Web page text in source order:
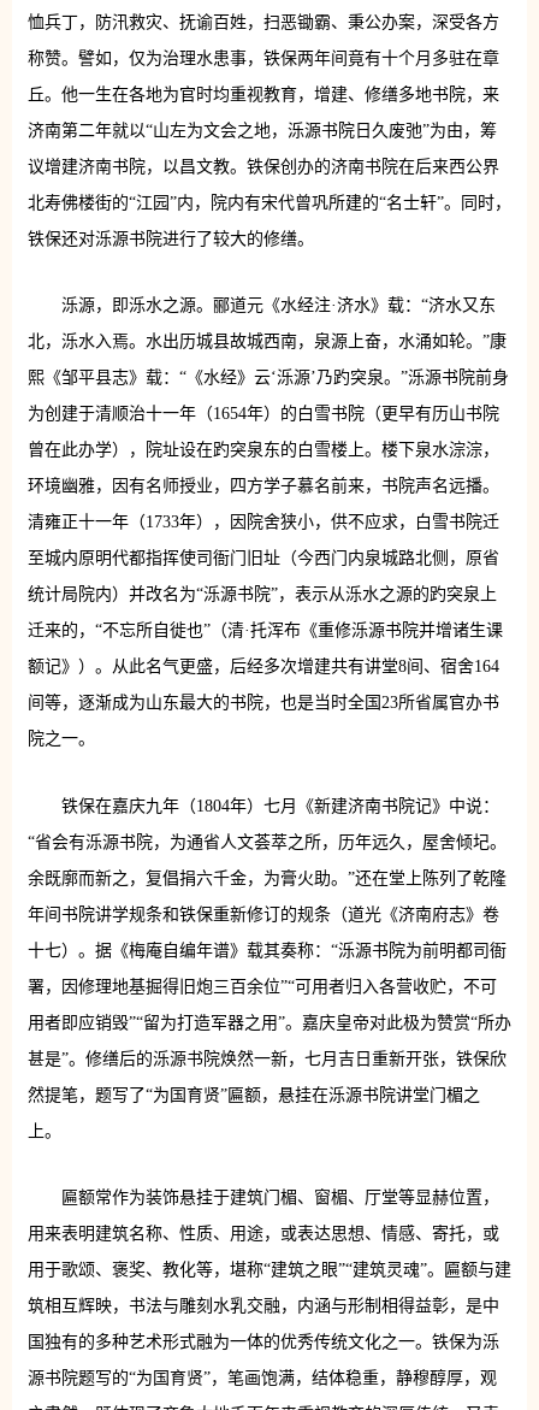
恤兵丁，防汛救灾、抚谕百姓，扫恶锄霸、秉公办案，深受各方
称赞。譬如，仅为治理水患事，铁保两年间竟有十个月多驻在章
丘。他一生在各地为官时均重视教育，增建、修缮多地书院，来
济南第二年就以“山左为文会之地，泺源书院日久废弛”为由，筹
议增建济南书院，以昌文教。铁保创办的济南书院在后来西公界
北寿佛楼街的“江园”内，院内有宋代曾巩所建的“名士轩”。同时，
铁保还对泺源书院进行了较大的修缮。
泺源，即泺水之源。郦道元《水经注·济水》载：“济水又东
北，泺水入焉。水出历城县故城西南，泉源上奋，水涌如轮。”康
熙《邹平县志》载：“《水经》云‘泺源’乃趵突泉。”泺源书院前身
为创建于清顺治十一年（1654年）的白雪书院（更早有历山书院
曾在此办学），院址设在趵突泉东的白雪楼上。楼下泉水淙淙，
环境幽雅，因有名师授业，四方学子慕名前来，书院声名远播。
清雍正十一年（1733年），因院舍狭小，供不应求，白雪书院迁
至城内原明代都指挥使司衙门旧址（今西门内泉城路北侧，原省
统计局院内）并改名为“泺源书院”，表示从泺水之源的趵突泉上
迁来的，“不忘所自徙也”（清·托浑布《重修泺源书院并增诸生课
额记》）。从此名气更盛，后经多次增建共有讲堂8间、宿舍164
间等，逐渐成为山东最大的书院，也是当时全国23所省属官办书
院之一。
铁保在嘉庆九年（1804年）七月《新建济南书院记》中说：
“省会有泺源书院，为通省人文荟萃之所，历年远久，屋舍倾圮。
余既廓而新之，复倡捐六千金，为膏火助。”还在堂上陈列了乾隆
年间书院讲学规条和铁保重新修订的规条（道光《济南府志》卷
十七）。据《梅庵自编年谱》载其奏称：“泺源书院为前明都司衙
署，因修理地基掘得旧炮三百余位”“可用者归入各营收贮，不可
用者即应销毁”“留为打造军器之用”。嘉庆皇帝对此极为赞赏“所办
甚是”。修缮后的泺源书院焕然一新，七月吉日重新开张，铁保欣
然提笔，题写了“为国育贤”匾额，悬挂在泺源书院讲堂门楣之
上。
匾额常作为装饰悬挂于建筑门楣、窗楣、厅堂等显赫位置，
用来表明建筑名称、性质、用途，或表达思想、情感、寄托，或
用于歌颂、褒奖、教化等，堪称“建筑之眼”“建筑灵魂”。匾额与建
筑相互辉映，书法与雕刻水乳交融，内涵与形制相得益彰，是中
国独有的多种艺术形式融为一体的优秀传统文化之一。铁保为泺
源书院题写的“为国育贤”，笔画饱满，结体稳重，静穆醇厚，观